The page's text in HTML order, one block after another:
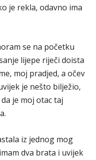
je rekla, odavno ima
se na početku
lijepe riječi doista
moj pradjed, a očev
je nešto bilježio,
je moj otac taj
iz jednog mog
dva brata i uvijek